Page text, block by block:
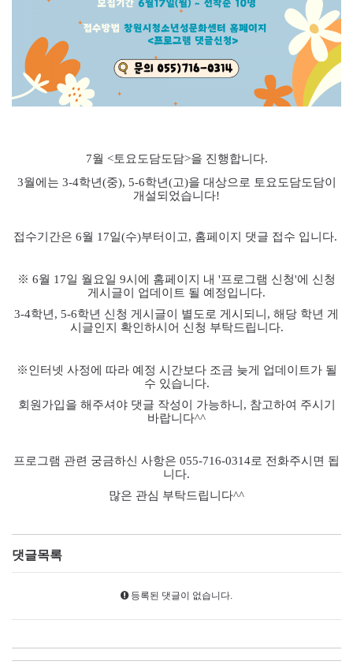
7월 <토요도담도담>을 진행합니다.
3월에는 3-4학년(중), 5-6학년(고)을 대상으로 토요도담도담이
개설되었습니다!
접수기간은 6월 17일(수)부터이고, 홈페이지 댓글 접수 입니다.
※ 6월 17일 월요일 9시에 홈페이지 내 '프로그램 신청'에 신청
게시글이 업데이트 될 예정입니다.
3-4학년 , 5-6학년 신청 게시글이 별도로 게시되니 , 해당 학년 게
시글인지 확인하시어 신청 부탁드립니다.
※인터넷 사정에 따라 예정 시간보다 조금 늦게 업데이트가 될
수 있습니다.
회원가입을 해주셔야 댓글 작성이 가능하니 , 참고하여 주시기
바랍니다^^
프로그램 관련 궁금하신 사항은 055-716-0314로 전화주시면 됩
니다.
많은 관심 부탁드립니다^^
댓글목록
등록된 댓글이 없습니다.